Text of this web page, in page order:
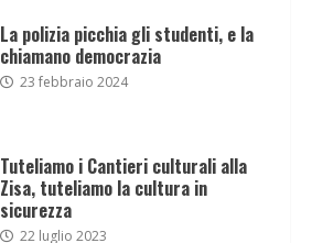
La polizia picchia gli studenti, e la
chiamano democrazia
23 febbraio 2024
Tuteliamo i Cantieri culturali alla
Zisa, tuteliamo la cultura in
sicurezza
22 luglio 2023